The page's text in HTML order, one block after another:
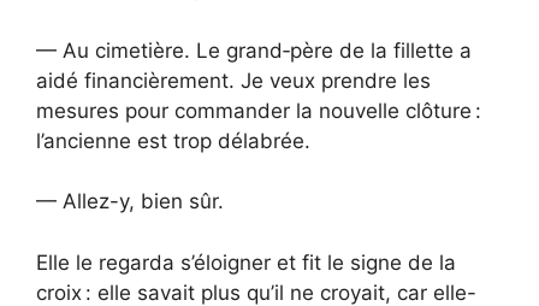
— Au cimetière. Le grand‑père de la fillette a
aidé financièrement. Je veux prendre les
mesures pour commander la nouvelle clôture :
l’ancienne est trop délabrée.
— Allez-y, bien sûr.
Elle le regarda s’éloigner et fit le signe de la
croix : elle savait plus qu’il ne croyait, car elle-